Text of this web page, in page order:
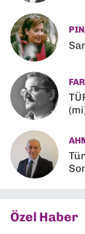
Özel Haber